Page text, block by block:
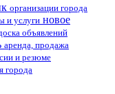
организации города
и услуги новое
объявлений
аренда, продажа
и резюме
города